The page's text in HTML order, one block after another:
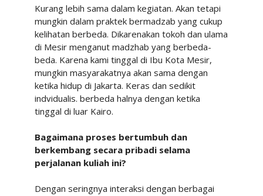
Kurang lebih sama dalam kegiatan. Akan tetapi
mungkin dalam praktek bermadzab yang cukup
kelihatan berbeda. Dikarenakan tokoh dan ulama
di Mesir menganut madzhab yang berbeda-
beda. Karena kami tinggal di Ibu Kota Mesir,
mungkin masyarakatnya akan sama dengan
ketika hidup di Jakarta. Keras dan sedikit
indvidualis. berbeda halnya dengan ketika
tinggal di luar Kairo.
Bagaimana proses bertumbuh dan
berkembang secara pribadi selama
perjalanan kuliah ini?
Dengan seringnya interaksi dengan berbagai